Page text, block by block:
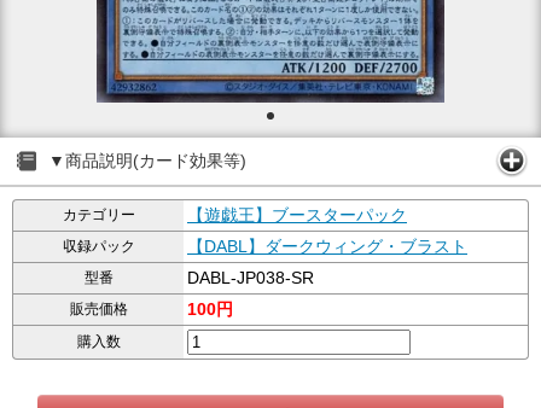
▼商品説明(カード効果等)
カテゴリー 【遊戯王】ブースターパック
収録パック 【DABL】ダークウィング・ブラスト
型番 DABL-JP038-SR
販売価格 100円
購入数